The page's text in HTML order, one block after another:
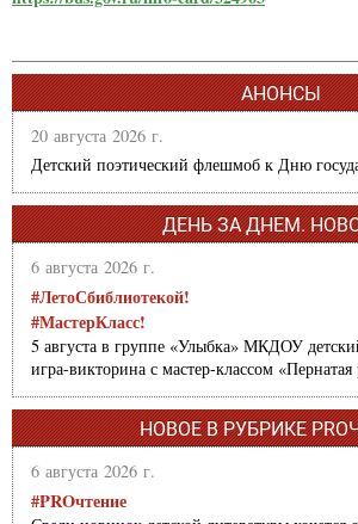
АНОНСЫ
20 августа 2026 г.
Детский поэтический флешмоб к Дню
ДЕНЬ ЗА ДНЕМ.
6 августа 2026 г.
#ЛетоСбиблиотекой!
#МастерКласс!
5 августа в группе «Улыбка» МКДОУ
игра-викторина с мастер-классом «Пернатая
НОВОЕ В РУБРИКЕ
6 августа 2026 г.
#PROчтение